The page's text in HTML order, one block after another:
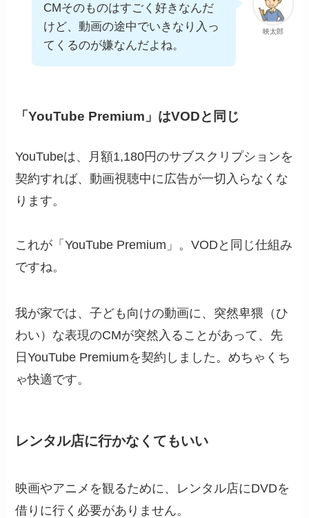
映太郎
CMそのものはすごく好きなんだ
けど、動画の途中でいきなり入っ
てくるのが嫌なんだよね。
「YouTube Premium」はVODと同じ
YouTubeは、月額1,180円のサブスクリプションを
契約すれば、動画視聴中に広告が一切入らなくな
ります。
これが「YouTube Premium」。VODと同じ仕組み
ですね。
我が家では、子ども向けの動画に、突然卑猥（ひ
わい）な表現のCMが突然入ることがあって、先
日YouTube Premiumを契約しました。めちゃくち
ゃ快適です。
レンタル店に行かなくてもいい
映画やアニメを観るために、レンタル店にDVDを
借りに行く必要がありません。